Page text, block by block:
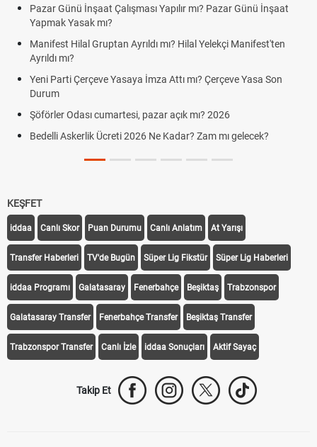
Pazar Günü İnşaat Çalışması Yapılır mı? Pazar Günü İnşaat
Yapmak Yasak mı?
Manifest Hilal Gruptan Ayrıldı mı? Hilal Yelekçi Manifest'ten
Ayrıldı mı?
Yeni Parti Çerçeve Yasaya İmza Attı mı? Çerçeve Yasa Son
Durum
Şöförler Odası cumartesi, pazar açık mı? 2026
Bedelli Askerlik Ücreti 2026 Ne Kadar? Zam mı gelecek?
KEŞFET
iddaa Canlı Skor Puan Durumu Canlı Anlatım At Yarışı
Transfer Haberleri TV'de Bugün Süper Lig Fikstür Süper Lig Haberleri
iddaa Programı Galatasaray Fenerbahçe Beşiktaş Trabzonspor
Galatasaray Transfer Fenerbahçe Transfer Beşiktaş Transfer
Trabzonspor Transfer Canlı İzle iddaa Sonuçları Aktif Sayaç
Takip Et